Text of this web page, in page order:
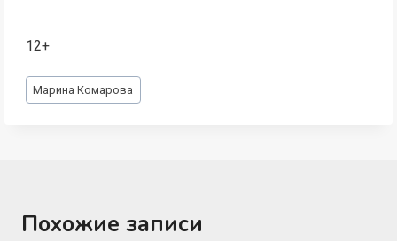
12+
Метки
записи:
Марина Комарова
Похожие записи